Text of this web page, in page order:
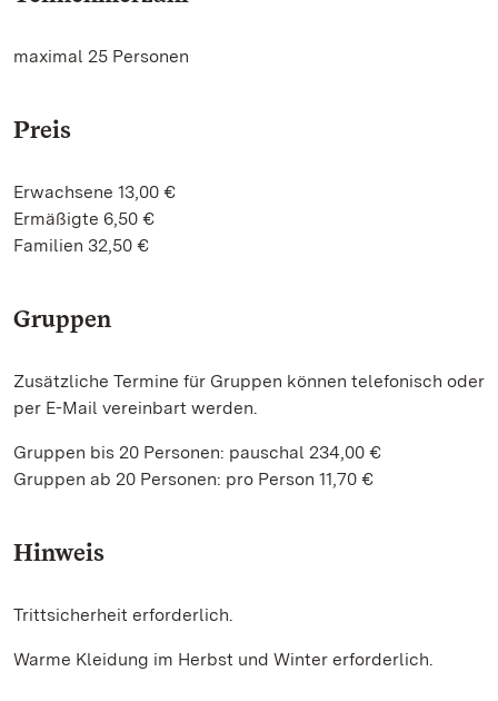
maximal 25 Personen
Preis
Erwachsene 13,00 €
Ermäßigte 6,50 €
Familien 32,50 €
Gruppen
Zusätzliche Termine für Gruppen können telefonisch oder
per E-Mail vereinbart werden.
Gruppen bis 20 Personen: pauschal 234,00 €
Gruppen ab 20 Personen: pro Person 11,70 €
Hinweis
Trittsicherheit erforderlich.
Warme Kleidung im Herbst und Winter erforderlich.